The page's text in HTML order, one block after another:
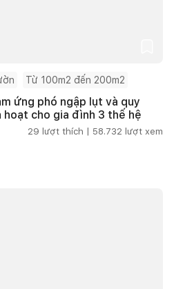
Từ 100m2 đến 200m2
ứng phó ngập lụt và quy
cho gia đình 3 thế hệ
29 lượt thích | 58.732 lượt xem